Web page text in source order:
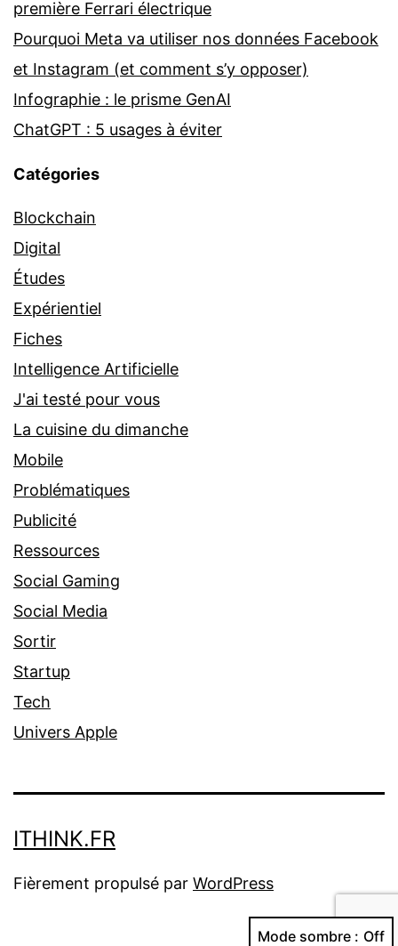
première Ferrari électrique
Pourquoi Meta va utiliser nos données Facebook
et Instagram (et comment s’y opposer)
Infographie : le prisme GenAI
ChatGPT : 5 usages à éviter
Catégories
Blockchain
Digital
Études
Expérientiel
Fiches
Intelligence Artificielle
J'ai testé pour vous
La cuisine du dimanche
Mobile
Problématiques
Publicité
Ressources
Social Gaming
Social Media
Sortir
Startup
Tech
Univers Apple
ITHINK.FR
Fièrement propulsé par WordPress
Mode sombre :